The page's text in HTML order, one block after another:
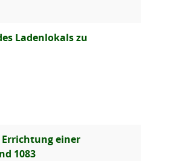
Ladenlokals zu
Errichtung einer
1083